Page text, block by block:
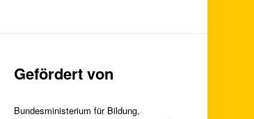
Gefördert von
Bundesministerium für Bildung,